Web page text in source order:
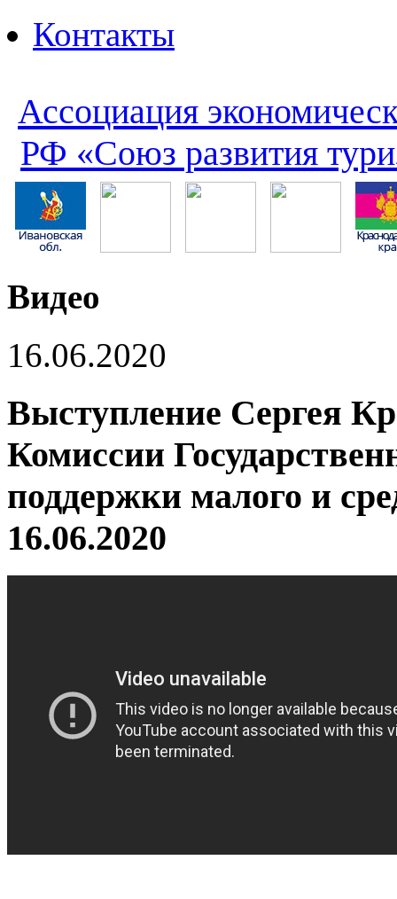
Контакты
Ассоциация
РФ «Союз развития
Видео
16.06.2020
Выступление Cергея
Комиссии
поддержки малого и
16.06.2020